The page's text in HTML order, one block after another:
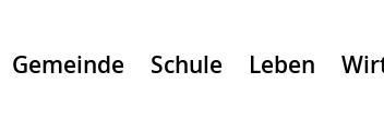
Gemeinde Schule Leben